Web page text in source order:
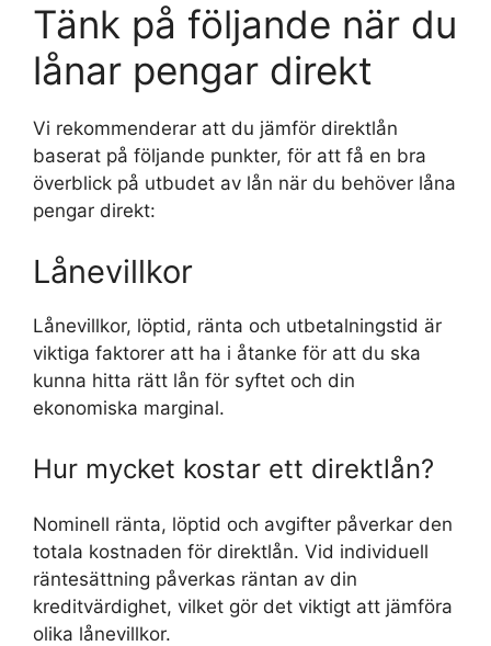
Tänk på följande när du
lånar pengar direkt
Vi rekommenderar att du jämför direktlån
baserat på följande punkter, för att få en bra
överblick på utbudet av lån när du behöver låna
pengar direkt:
Lånevillkor
Lånevillkor, löptid, ränta och utbetalningstid är
viktiga faktorer att ha i åtanke för att du ska
kunna hitta rätt lån för syftet och din
ekonomiska marginal.
Hur mycket kostar ett direktlån?
Nominell ränta, löptid och avgifter påverkar den
totala kostnaden för direktlån. Vid individuell
räntesättning påverkas räntan av din
kreditvärdighet, vilket gör det viktigt att jämföra
olika lånevillkor.